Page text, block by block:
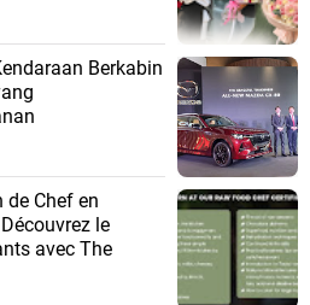
Berkabin
Chef en
le
avec The